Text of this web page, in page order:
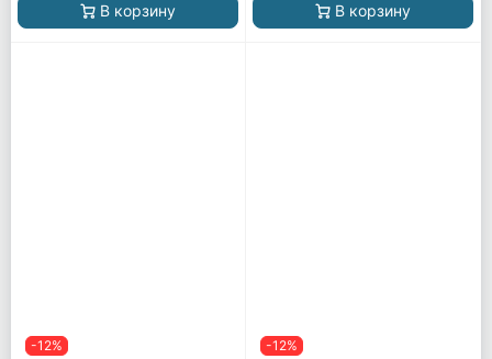
В корзину В корзину
-12% -12%